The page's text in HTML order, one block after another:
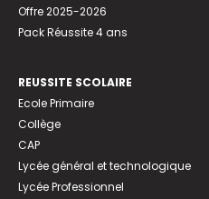
Offre 2025-2026
Pack Réussite 4 ans
REUSSITE SCOLAIRE
Ecole Primaire
Collège
CAP
Lycée général et technologique
Lycée Professionnel